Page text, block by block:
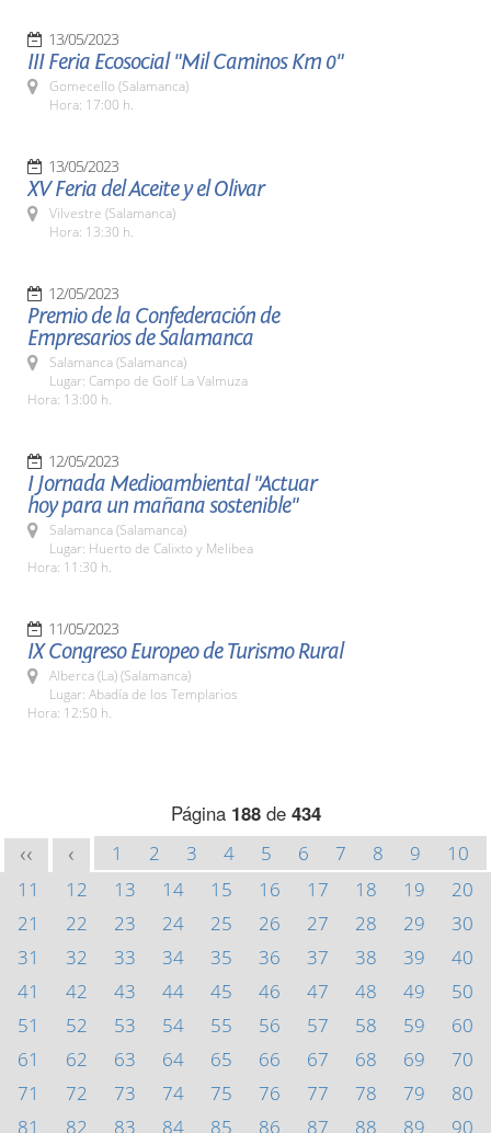
13/05/2023
III Feria Ecosocial "Mil Caminos Km 0"
Gomecello (Salamanca)
Hora: 17:00 h.
13/05/2023
XV Feria del Aceite y el Olivar
Vilvestre (Salamanca)
Hora: 13:30 h.
12/05/2023
Premio de la Confederación de
Empresarios de Salamanca
Salamanca (Salamanca)
Lugar: Campo de Golf La Valmuza
Hora: 13:00 h.
12/05/2023
I Jornada Medioambiental "Actuar
hoy para un mañana sostenible"
Salamanca (Salamanca)
Lugar: Huerto de Calixto y Melibea
Hora: 11:30 h.
11/05/2023
IX Congreso Europeo de Turismo Rural
Alberca (La) (Salamanca)
Lugar: Abadía de los Templarios
Hora: 12:50 h.
Página 188de 434
<< < 1 2 3 4 5 6 7 8 9
10
11
12 13 14 15 16 17 18 19
20
21
22 23 24 25 26 27 28 29
30
31
32 33 34 35 36 37 38 39
40
41
42 43 44 45 46 47 48 49
50
51
52 53 54 55 56 57 58 59
60
61
62 63 64 65 66 67 68 69
70
71
72 73 74 75 76 77 78 79
80
81
82 83 84 85 86 87 88 89
90